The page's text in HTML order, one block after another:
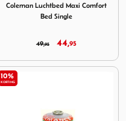
Coleman Luchtbed Maxi Comfort
Bed Single
49,95 44,95
10%
KORTING